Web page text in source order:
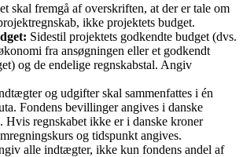
skal fremgå af overskriften, at der er tale om
ikke projektets budget.
Sidestil projektets godkendte budget (dvs.
fra ansøgningen eller et godkendt
og de endelige regnskabstal. Angiv
og udgifter skal sammenfattes i én
Fondens bevillinger angives i danske
regnskabet ikke er i danske kroner
og tidspunkt angives.
alle indtægter, ikke kun fondens andel af